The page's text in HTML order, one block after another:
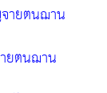
ายตนฌาน
ยตนฌาน